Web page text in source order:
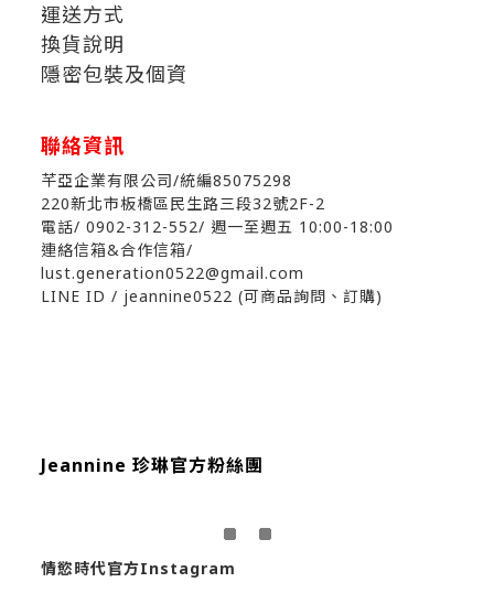
運送方式
換貨說明
隱密包裝及個資
聯絡資訊
芊亞企業有限公司/統編85075298
220新北市板橋區民生路三段32號2F-2
電話/ 0902-312-552/ 週一至週五 10:00-18:00
連絡信箱&合作信箱/
lust.generation0522@gmail.com
LINE ID / jeannine0522 (可商品詢問、訂購)
Jeannine 珍琳官方粉絲團
情慾時代官方Instagram